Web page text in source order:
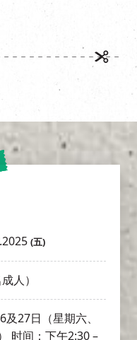
(五)
人）
27日（星期六、
时间：下午2:30 –